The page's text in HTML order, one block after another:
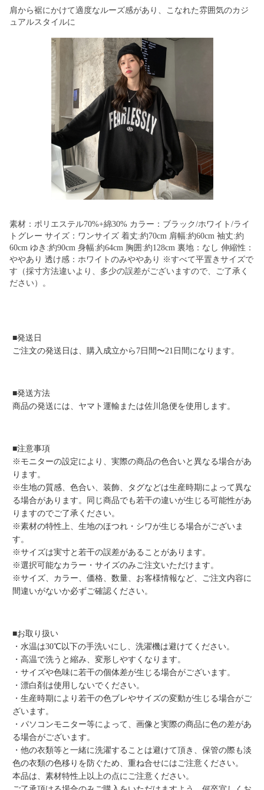
肩から裾にかけて適度なルーズ感があり、こなれた雰囲気のカジ
ュアルスタイルに
素材：ポリエステル70%+綿30% カラー：ブラック/ホワイト/ライ
トグレー サイズ：ワンサイズ 着丈:約70cm 肩幅:約60cm 袖丈:約
60cm ゆき:約90cm 身幅:約64cm 胸囲:約128cm 裏地：なし 伸縮性：
ややあり 透け感：ホワイトのみややあり ※すべて平置きサイズで
す（採寸方法違いより、多少の誤差がございますので、ご了承く
ださい）。
■発送日
ご注文の発送日は、購入成立から7日間〜21日間になります。
■発送方法
商品の発送には、ヤマト運輸または佐川急便を使用します。
■注意事項
※モニターの設定により、実際の商品の色合いと異なる場合があ
ります。
※生地の質感、色合い、装飾、タグなどは生産時期によって異な
る場合があります。同じ商品でも若干の違いが生じる可能性があ
りますのでご了承ください。
※素材の特性上、生地のほつれ・シワが生じる場合がございま
す。
※サイズは実寸と若干の誤差があることがあります。
※選択可能なカラー・サイズのみご注文いただけます。
※サイズ、カラー、価格、数量、お客様情報など、ご注文内容に
間違いがないか必ずご確認ください。
■お取り扱い
・水温は30℃以下の手洗いにし、洗濯機は避けてください。
・高温で洗うと縮み、変形しやすくなります。
・サイズや色味に若干の個体差が生じる場合がございます。
・漂白剤は使用しないでください。
・生産時期により若干の色ブレやサイズの変動が生じる場合がご
ざいます。
・パソコンモニター等によって、画像と実際の商品に色の差があ
る場合がございます。
・他の衣類等と一緒に洗濯することは避けて頂き、保管の際も淡
色の衣類の色移りを防ぐため、重ね合せにはご注意ください。
本品は、素材特性上以上の点にご注意ください。